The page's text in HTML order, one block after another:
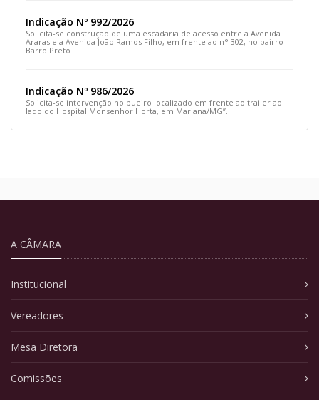
Indicação Nº 992/2026
Solicita-se construção de uma escadaria de acesso entre a Avenida
Araras e a Avenida João Ramos Filho, em frente ao n° 302, no bairro
Barro Preto
Indicação Nº 986/2026
Solicita-se intervenção no bueiro localizado em frente ao trailer ao
lado do Hospital Monsenhor Horta, em Mariana/MG”.
A CÂMARA
Institucional
Vereadores
Mesa Diretora
Comissões